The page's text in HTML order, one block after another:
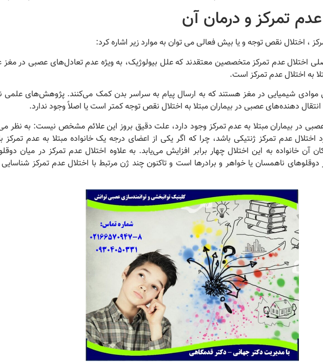
تمرکز و درمان آن
، اختلال نقص توجه و یا بیش فعالی می توان به موارد زیر اشاره کرد:
اختلال عدم تمرکز متخصصین معتقدند که علل بیولوژیک، به ویژه عدم تعادل‌های عصبی در مغز
به اختلال عدم تمرکز است.
موادی شیمیایی در مغز هستند که به ارسال پیام‌ به سراسر بدن کمک می‌کنند. پژوهش‌های علمی
دهنده‌های عصبی در بیماران مبتلا به اختلال نقص توجه کمتر است یا اصلاً وجود ندارد.
در بیماران مبتلا به عدم تمرکز وجود دارد، علت دقیق بروز این علائم مشخص نیست: به نظر
اختلال عدم تمرکز ژنتیکی باشد، چرا که اگر یکی از اعضای درجه یک خانواده مبتلا به عدم تمرکز
آن خانواده به این اختلال چهار برابر افزایش می‌یابد. به علاوه اختلال عدم تمرکز در میان
ناهمسان یا خواهر و برادرها است و تاکنون چند ژن مرتبط با اختلال عدم تمرکز